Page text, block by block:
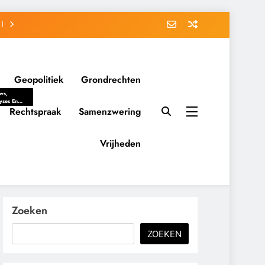
Geopolitiek Grondrechten
En
Politieke
Belangen
Op
Rechtspraak Samenzwering
Vrijheden
Zoeken
ZOEKEN